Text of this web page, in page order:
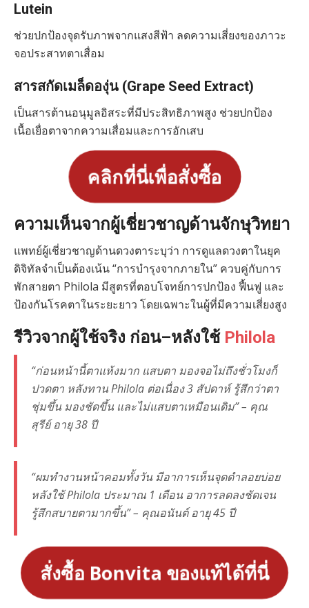
Lutein
ช่วยปกป้องจุดรับภาพจากแสงสีฟ้า ลดความเสี่ยงของภาวะ
จอประสาทตาเสื่อม
สารสกัดเมล็ดองุ่น (Grape Seed Extract)
เป็นสารต้านอนุมูลอิสระที่มีประสิทธิภาพสูง ช่วยปกป้อง
เนื้อเยื่อตาจากความเสื่อมและการอักเสบ
คลิกที่นี่เพื่อสั่งซื้อ
ความเห็นจากผู้เชี่ยวชาญด้านจักษุวิทยา
แพทย์ผู้เชี่ยวชาญด้านดวงตาระบุว่า การดูแลดวงตาในยุค
ดิจิทัลจำเป็นต้องเน้น “การบำรุงจากภายใน” ควบคู่กับการ
พักสายตา Philola มีสูตรที่ตอบโจทย์การปกป้อง ฟื้นฟู และ
ป้องกันโรคตาในระยะยาว โดยเฉพาะในผู้ที่มีความเสี่ยงสูง
รีวิวจากผู้ใช้จริง ก่อน–หลังใช้ Philola
“ก่อนหน้านี้ตาแห้งมาก แสบตา มองจอไม่ถึงชั่วโมงก็
ปวดตา หลังทาน Philola ต่อเนื่อง 3 สัปดาห์ รู้สึกว่าตา
ชุ่มขึ้น มองชัดขึ้น และไม่แสบตาเหมือนเดิม” – คุณ
สุรีย์ อายุ 38 ปี
“ผมทำงานหน้าคอมทั้งวัน มีอาการเห็นจุดดำลอยบ่อย
หลังใช้ Philola ประมาณ 1 เดือน อาการลดลงชัดเจน
รู้สึกสบายตามากขึ้น” – คุณอนันต์ อายุ 45 ปี
สั่งซื้อ Bonvita ของแท้ได้ที่นี่